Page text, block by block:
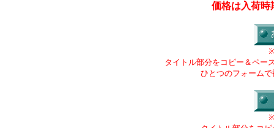
価格は入荷時
タイトル部分をコピー＆ペー
ひとつのフォーム